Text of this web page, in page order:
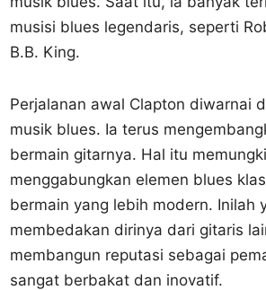
musisi blues legendaris, seperti
B.B. King.
Perjalanan awal Clapton diwarnai
musik blues. Ia terus
bermain gitarnya. Hal itu
menggabungkan elemen blues
bermain yang lebih modern. Inilah
membedakan dirinya dari gitaris
membangun reputasi sebagai
sangat berbakat dan inovatif.